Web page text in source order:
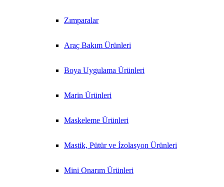
Zımparalar
Araç Bakım Ürünleri
Boya Uygulama Ürünleri
Marin Ürünleri
Maskeleme Ürünleri
Mastik, Pütür ve İzolasyon Ürünleri
Mini Onarım Ürünleri